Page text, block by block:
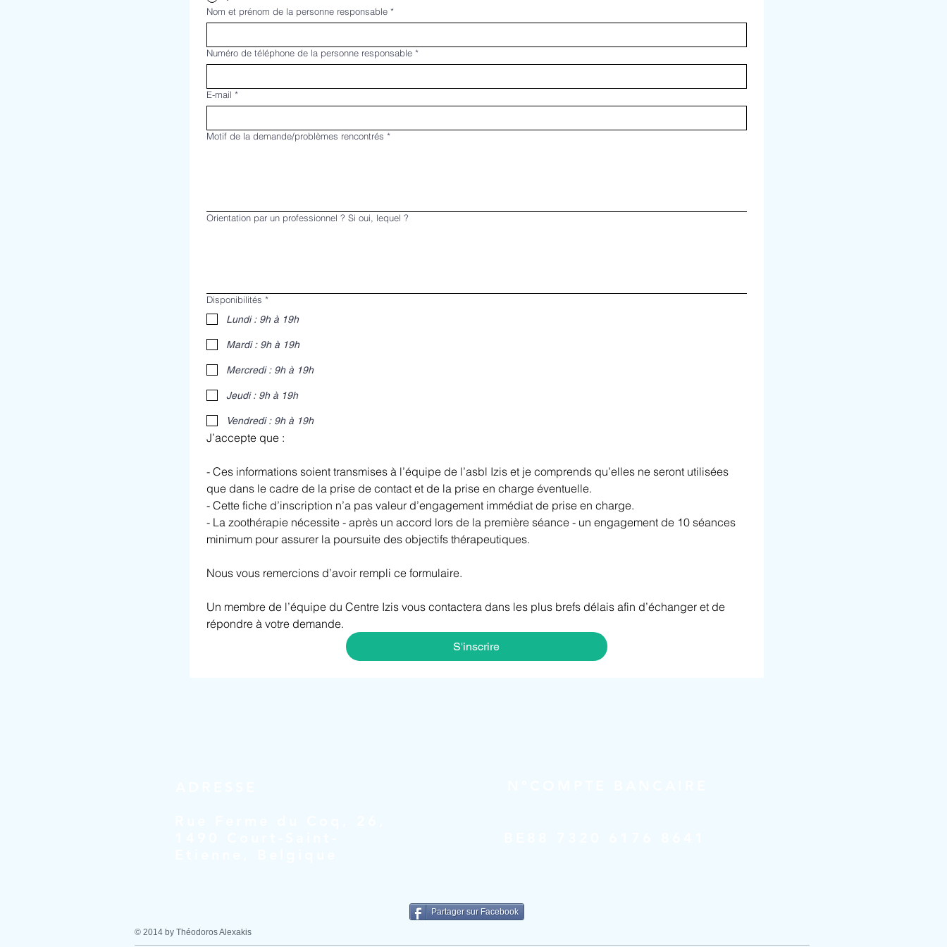
Nom et prénom de la personne responsable *
Numéro de téléphone de la personne responsable *
E-mail *
Motif de la demande/problèmes rencontrés *
Orientation par un professionnel ? Si oui, lequel ?
Disponibilités *
Lundi : 9h à 19h
Mardi : 9h à 19h
Mercredi : 9h à 19h
Jeudi : 9h à 19h
Vendredi : 9h à 19h
J’accepte que :
- Ces informations soient transmises à l’équipe de l’asbl Izis et je comprends qu’elles ne seront utilisées
que dans le cadre de la prise de contact et de la prise en charge éventuelle.
- Cette fiche d’inscription n’a pas valeur d’engagement immédiat de prise en charge.
- La zoothérapie nécessite - après un accord lors de la première séance - un engagement de 10 séances
minimum pour assurer la poursuite des objectifs thérapeutiques.
Nous vous remercions d’avoir rempli ce formulaire.
Un membre de l’équipe du Centre Izis vous contactera dans les plus brefs délais afin d’échanger et de
répondre à votre demande.
S'inscrire
Partager sur Facebook
© 2014 by Théodoros Alexakis